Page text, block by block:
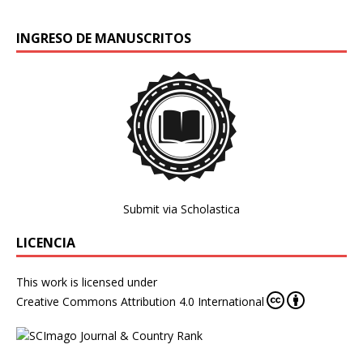
INGRESO DE MANUSCRITOS
Submit via Scholastica
LICENCIA
This work is licensed under
Creative Commons Attribution 4.0 International